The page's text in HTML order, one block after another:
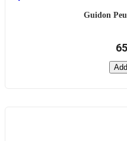
Guidon